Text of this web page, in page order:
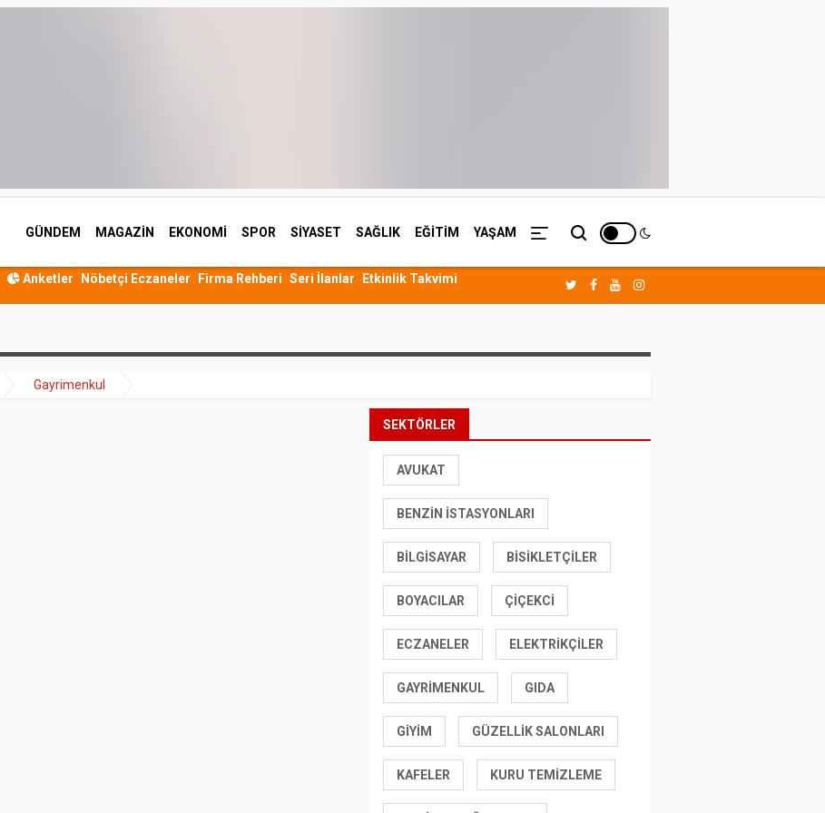
GÜNDEM MAGAZİN EKONOMİ SPOR SİYASET SAĞLIK EĞİTİM YAŞAM
Anketler Nöbetçi Eczaneler Firma Rehberi Seri İlanlar
Etkinlik Takvimi
Gayrimenkul
SEKTÖRLER
AVUKAT
BENZIN İSTASYONLARI
BILGISAYAR BISIKLETÇILER
BOYACILAR ÇIÇEKCI
ECZANELER ELEKTRIKÇILER
GAYRIMENKUL GIDA
GIYIM GÜZELLIK SALONLARI
KAFELER KURU TEMIZLEME